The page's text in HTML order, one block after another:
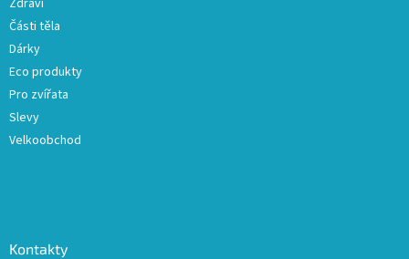
Zdraví
Části těla
Dárky
Eco produkty
Pro zvířata
Slevy
Velkoobchod
Kontakty